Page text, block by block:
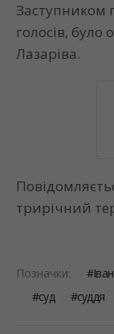
Заступником
голосів,
Лазаріва.
трирічний
Позначки:
суд
суддя